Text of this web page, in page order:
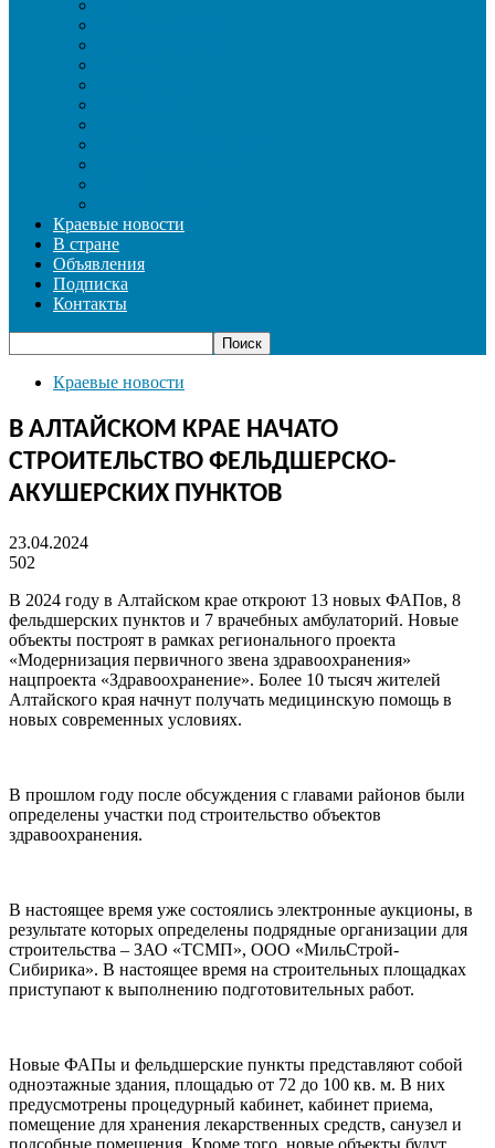
Краевые новости
В стране
Объявления
Подписка
Контакты
Краевые новости
В АЛТАЙСКОМ КРАЕ НАЧАТО
СТРОИТЕЛЬСТВО ФЕЛЬДШЕРСКО-
АКУШЕРСКИХ ПУНКТОВ
23.04.2024
502
В 2024 году в Алтайском крае откроют 13 новых ФАПов, 8
фельдшерских пунктов и 7 врачебных амбулаторий. Новые
объекты построят в рамках регионального проекта
«Модернизация первичного звена здравоохранения»
нацпроекта «Здравоохранение». Более 10 тысяч жителей
Алтайского края начнут получать медицинскую помощь в
новых современных условиях.
В прошлом году после обсуждения с главами районов были
определены участки под строительство объектов
здравоохранения.
В настоящее время уже состоялись электронные аукционы, в
результате которых определены подрядные организации для
строительства – ЗАО «ТСМП», ООО «МильСтрой-
Сибирика». В настоящее время на строительных площадках
приступают к выполнению подготовительных работ.
Новые ФАПы и фельдшерские пункты представляют собой
одноэтажные здания, площадью от 72 до 100 кв. м. В них
предусмотрены процедурный кабинет, кабинет приема,
помещение для хранения лекарственных средств, санузел и
подсобные помещения. Кроме того, новые объекты будут